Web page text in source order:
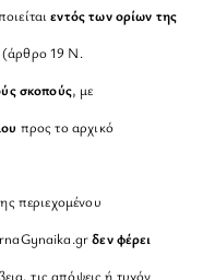
εντός των ορίων της
19 Ν.
σκοπούς, με
προς το αρχικό
περιεχομένου
δεν φέρει
τις απόψεις ή τυχόν